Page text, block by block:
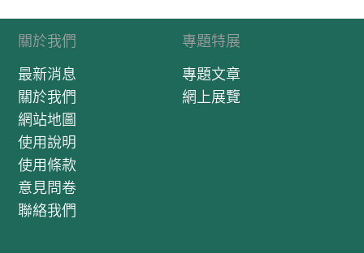
關於我們
最新消息
關於我們
網站地圖
使用說明
使用條款
意見問卷
聯絡我們
專題特展
專題文章
網上展覽